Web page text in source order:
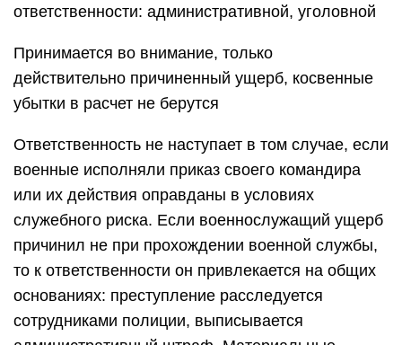
ответственности: административной, уголовной
Принимается во внимание, только
действительно причиненный ущерб, косвенные
убытки в расчет не берутся
Ответственность не наступает в том случае, если
военные исполняли приказ своего командира
или их действия оправданы в условиях
служебного риска. Если военнослужащий ущерб
причинил не при прохождении военной службы,
то к ответственности он привлекается на общих
основаниях: преступление расследуется
сотрудниками полиции, выписывается